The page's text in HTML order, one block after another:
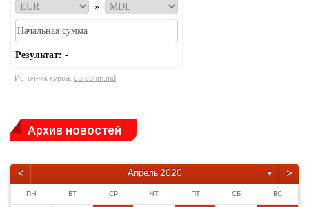
»
Результат: -
Источник курса: cursbnm.md
Архив новостей
< Апрель 2020 ▼ >
ПН ВТ СР ЧТ ПТ СБ ВС